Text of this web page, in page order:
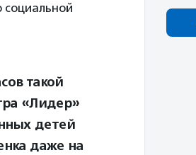
такой
«Лидер»
детей
даже на